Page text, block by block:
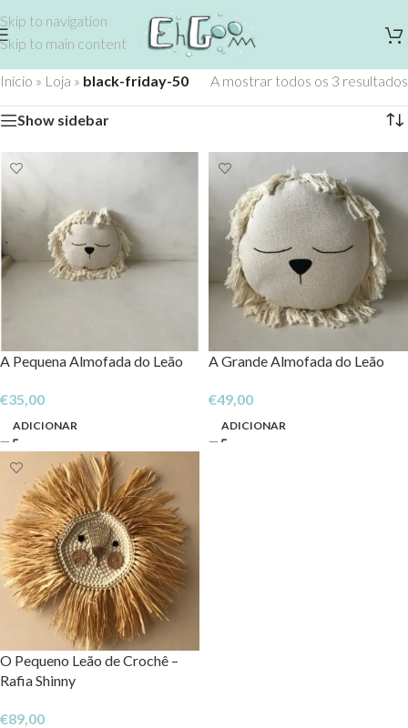
Skip to navigation
Skip to main content
Início » Loja » black-friday-50 A mostrar todos os 3 resultados
Show sidebar
A Pequena Almofada do Leão
€35,00
ADICIONAR
A Grande Almofada do Leão
€49,00
ADICIONAR
O Pequeno Leão de Crochê –
Rafia Shinny
€89,00